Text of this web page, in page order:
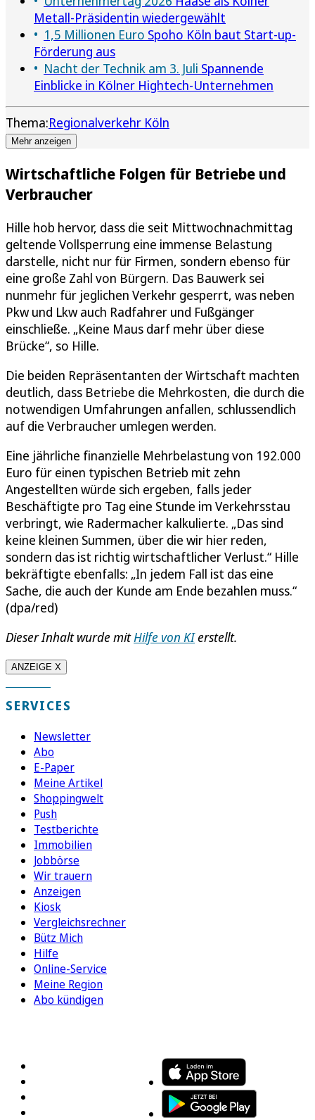
Metall-Präsidentin wiedergewählt
1,5 Millionen Euro Spoho Köln baut Start-up-
Förderung aus
Nacht der Technik am 3. Juli Spannende
Einblicke in Kölner Hightech-Unternehmen
Thema:Regionalverkehr Köln
Mehr anzeigen
Wirtschaftliche Folgen für Betriebe und
Verbraucher
Hille hob hervor, dass die seit Mittwochnachmittag
geltende Vollsperrung eine immense Belastung
darstelle, nicht nur für Firmen, sondern ebenso für
eine große Zahl von Bürgern. Das Bauwerk sei
nunmehr für jeglichen Verkehr gesperrt, was neben
Pkw und Lkw auch Radfahrer und Fußgänger
einschließe. „Keine Maus darf mehr über diese
Brücke“, so Hille.
Die beiden Repräsentanten der Wirtschaft machten
deutlich, dass Betriebe die Mehrkosten, die durch die
notwendigen Umfahrungen anfallen, schlussendlich
auf die Verbraucher umlegen werden.
Eine jährliche finanzielle Mehrbelastung von 192.000
Euro für einen typischen Betrieb mit zehn
Angestellten würde sich ergeben, falls jeder
Beschäftigte pro Tag eine Stunde im Verkehrsstau
verbringt, wie Radermacher kalkulierte. „Das sind
keine kleinen Summen, über die wir hier reden,
sondern das ist richtig wirtschaftlicher Verlust.“ Hille
bekräftigte ebenfalls: „In jedem Fall ist das eine
Sache, die auch der Kunde am Ende bezahlen muss.“
(dpa/red)
Dieser Inhalt wurde mitHilfe von KIerstellt.
ANZEIGE X
SERVICES
Newsletter
Abo
E-Paper
Meine Artikel
Shoppingwelt
Push
Testberichte
Immobilien
Jobbörse
Wir trauern
Anzeigen
Kiosk
Vergleichsrechner
Bütz Mich
Hilfe
Online-Service
Meine Region
Abo kündigen